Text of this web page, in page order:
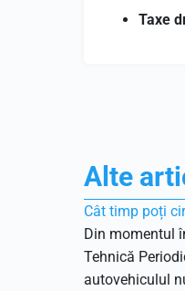
Taxe
Alte
Cât timp poți
Din momentul
Tehnică
autovehiculul